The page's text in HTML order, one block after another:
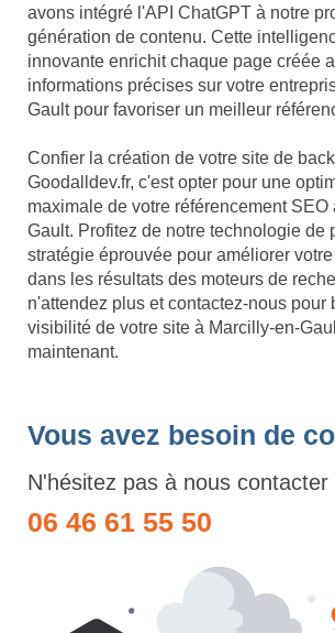
avons intégré l'API ChatGPT à notre
génération de contenu. Cette
innovante enrichit chaque page créée
informations précises sur votre
Gault pour favoriser un meilleur
Confier la création de votre site de
Goodalldev.fr, c'est opter pour une
maximale de votre référencement SEO
Gault. Profitez de notre technologie de
stratégie éprouvée pour améliorer
dans les résultats des moteurs de
n'attendez plus et contactez-nous pour
visibilité de votre site à Marcilly-en-
maintenant.
Vous avez besoin de
N'hésitez pas à nous contacter
06 46 61 55 50